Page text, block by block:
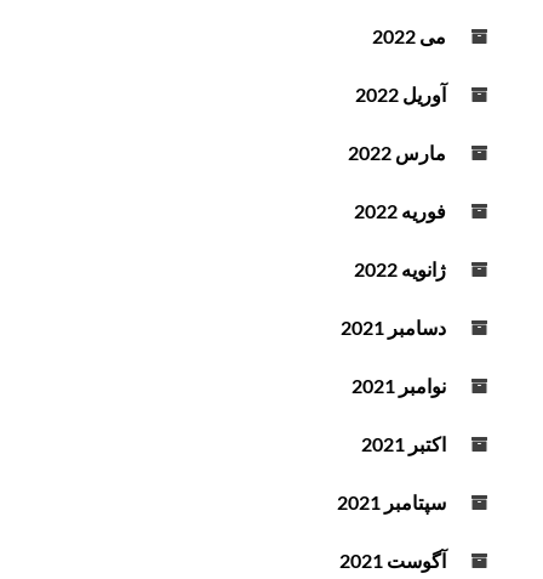
می 2022
آوریل 2022
مارس 2022
فوریه 2022
ژانویه 2022
دسامبر 2021
نوامبر 2021
اکتبر 2021
سپتامبر 2021
آگوست 2021